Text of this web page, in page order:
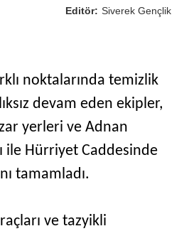
Editör: Siverek Gençlik
noktalarında temizlik
devam eden ekipler,
yerleri ve Adnan
ile Hürriyet Caddesinde
tamamladı.
ve tazyikli